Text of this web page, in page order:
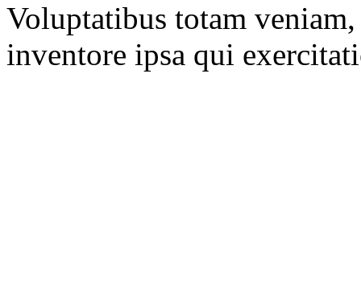
Voluptatibus totam
inventore ipsa qui